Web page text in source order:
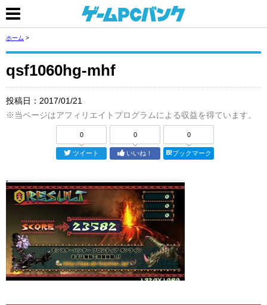
ホーム >
qsf1060hg-mhf
投稿日： 2017/01/21
※当ページはアフィリエイトプログラムによる収益を得ています。
0
ツイート
0
いいね！
0
ブックマーク